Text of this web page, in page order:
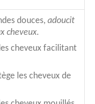
douces, adoucit
cheveux.
cheveux facilitant
les cheveux de